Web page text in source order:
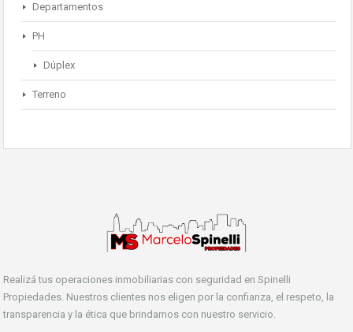
Departamentos
PH
Dúplex
Terreno
Realizá tus operaciones inmobiliarias con seguridad en Spinelli
Propiedades. Nuestros clientes nos eligen por la confianza, el respeto, la
transparencia y la ética que brindamos con nuestro servicio.